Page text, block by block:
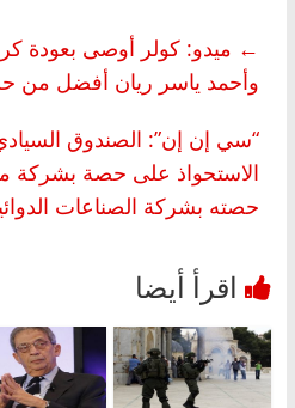
← ميدو: كولر أوصى بعودة
وأحمد ياسر ريان أفضل
“سي إن إن”: الصندوق
الاستحواذ على حصة بشركة
حصته بشركة الصناعات